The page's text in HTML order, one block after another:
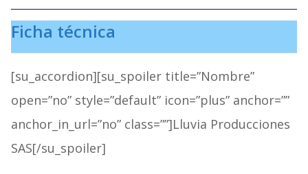
Ficha técnica
[su_accordion][su_spoiler title=”Nombre”
open=”no” style=”default” icon=”plus” anchor=””
anchor_in_url=”no” class=””]Lluvia Producciones
SAS[/su_spoiler]